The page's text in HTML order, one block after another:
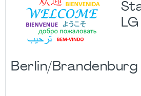
LG
Berlin/Brandenburg